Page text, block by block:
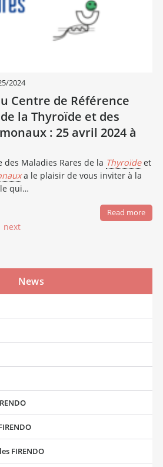
2024
Centre de Référence
la Thyroïde et des
: 25 avril 2024 à
des Maladies Rares de la Thyroïdeet
a le plaisir de vous inviter à la
qui…
Read more
next
News
FIRENDO